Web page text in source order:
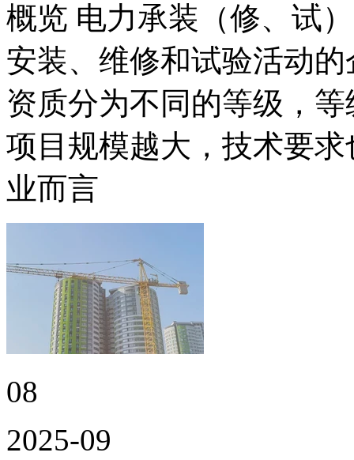
概览 电力承装（修、试
安装、维修和试验活动
资质分为不同的等级，
项目规模越大，技术要
业而言
08
2025-09